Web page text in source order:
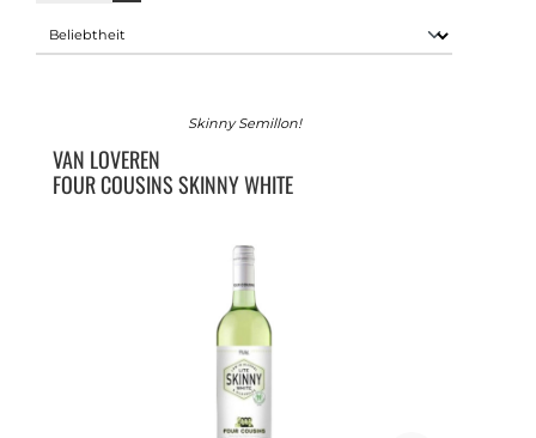
Skinny Semillon!
VAN LOVEREN
FOUR COUSINS SKINNY WHITE